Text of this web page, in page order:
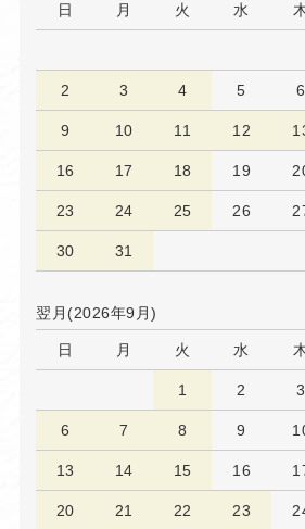
日 月 火 水
2 3 4 5 6
9 10 11 12
16 17 18 19
23 24 25 26
30 31
翌月(2026年9月)
日 月 火 水
1 2 3
6 7 8 9
13 14 15 16
20 21 22 23